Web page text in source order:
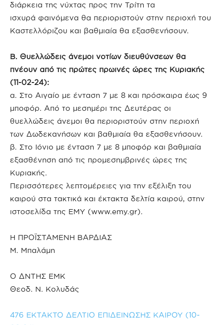
διάρκεια της νύχτας προς την Τρίτη τα
ισχυρά φαινόμενα θα περιοριστούν στην περιοχή του
Καστελλόριζου και βαθμιαία θα εξασθενήσουν.
Β. Θυελλώδεις άνεμοι νοτίων διευθύνσεων θα
πνέουν από τις πρώτες πρωινές ώρες της Κυριακής
(11-02-24):
α. Στο Αιγαίο με ένταση 7 με 8 και πρόσκαιρα έως 9
μποφόρ. Από το μεσημέρι της Δευτέρας οι
θυελλώδεις άνεμοι θα περιοριστούν στην περιοχή
των Δωδεκανήσων και βαθμιαία θα εξασθενήσουν.
β. Στο Ιόνιο με ένταση 7 με 8 μποφόρ και βαθμιαία
εξασθένηση από τις προμεσημβρινές ώρες της
Κυριακής.
Περισσότερες λεπτομέρειες για την εξέλιξη του
καιρού στα τακτικά και έκτακτα δελτία καιρού, στην
ιστοσελίδα της ΕΜΥ (www.emy.gr).
Η ΠΡΟΪΣΤΑΜΕΝΗ ΒΑΡΔΙΑΣ
Μ. Μπαλάμη
Ο ΔΝΤΗΣ ΕΜΚ
Θεοδ. Ν. Κολυδάς
476 ΕΚΤΑΚΤΟ ΔΕΛΤΙΟ ΕΠΙΔΕΙΝΩΣΗΣ ΚΑΙΡΟΥ (10-